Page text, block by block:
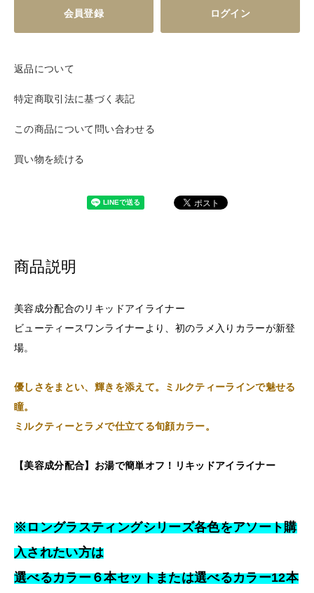
会員登録 ログイン
返品について
特定商取引法に基づく表記
この商品について問い合わせる
買い物を続ける
商品説明
美容成分配合のリキッドアイライナー
ビューティースワンライナーより、初のラメ入りカラーが新登
場。
優しさをまとい、輝きを添えて。ミルクティーラインで魅せる
瞳。
ミルクティーとラメで仕立てる旬顔カラー。
【美容成分配合】お湯で簡単オフ！リキッドアイライナー
※ロングラスティングシリーズ各色をアソート購
入されたい方は
選べるカラー６本セットまたは選べるカラー12本